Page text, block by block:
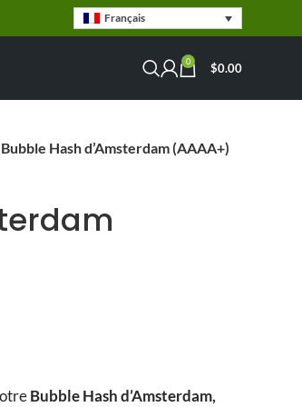
Français
0 $0.00
Bubble Hash d’Amsterdam (AAAA+)
Bubble Hash d’Amsterdam,